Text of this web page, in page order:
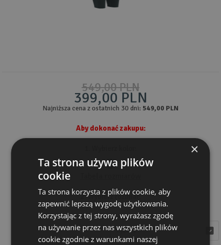
549,00 PLN
399,00 PLN
Najniższa cena z ostatnich 30 dni: 549,00 PLN
Aby dokonać zakupu:
2. Wybierz rozmiar:
Rozmiar
wybierz
wybierz
×
Ta strona używa plików
cookie
Ta strona korzysta z plików cookie, aby
zapewnić lepszą wygodę użytkowania.
Korzystając z tej strony, wyrażasz zgodę
na używanie przez nas wszystkich plików
cookie zgodnie z warunkami naszej